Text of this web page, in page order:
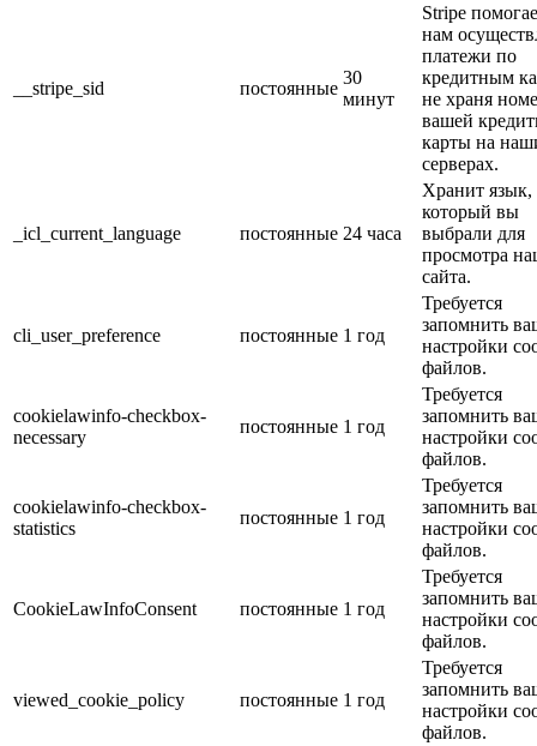
__stripe_sid постоянные
30
минут
Stripe
нам
платежи по
кредитным
не храня
вашей
карты на
серверах.
_icl_current_language постоянные 24 часа
Хранит язык,
который вы
выбрали для
просмотра
сайта.
cli_user_preference постоянные 1 год
Требуется
запомнить
настройки
файлов.
cookielawinfo-checkbox-
necessary
постоянные 1 год
Требуется
запомнить
настройки
файлов.
cookielawinfo-checkbox-
statistics
постоянные 1 год
Требуется
запомнить
настройки
файлов.
CookieLawInfoConsent постоянные 1 год
Требуется
запомнить
настройки
файлов.
viewed_cookie_policy постоянные 1 год
Требуется
запомнить
настройки
файлов.